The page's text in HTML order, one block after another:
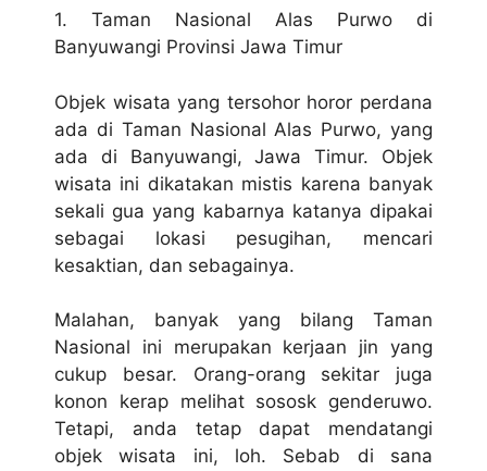
1. Taman Nasional Alas Purwo di
Banyuwangi Provinsi Jawa Timur
Objek wisata yang tersohor horor perdana
ada di Taman Nasional Alas Purwo, yang
ada di Banyuwangi, Jawa Timur. Objek
wisata ini dikatakan mistis karena banyak
sekali gua yang kabarnya katanya dipakai
sebagai lokasi pesugihan, mencari
kesaktian, dan sebagainya.
Malahan, banyak yang bilang Taman
Nasional ini merupakan kerjaan jin yang
cukup besar. Orang-orang sekitar juga
konon kerap melihat sososk genderuwo.
Tetapi, anda tetap dapat mendatangi
objek wisata ini, loh. Sebab di sana